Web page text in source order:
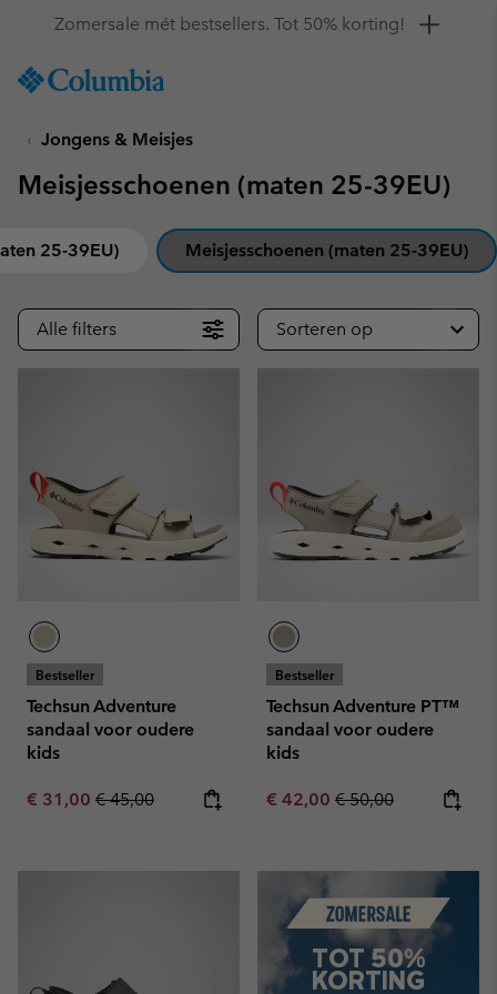
TO
SKIP
MAIN
NAV
SKIP
Krijg 10% korting
Jongens & Meisjes
Meisjesschoenen (maten 25-39EU)
25-39EU) Meisjesschoenen (maten 25-39EU)
Alle filters Sorteren op
Bestseller
Techsun Adventure
sandaal voor oudere
kids
Sale price:
€ 31,00 Regular price:
€ 45,00
Bestseller
Techsun Adventure PT™
sandaal voor oudere
kids
Sale price:
€ 42,00 Regular price:
€ 50,00
Summer Sale
TOT 50%
KORTING